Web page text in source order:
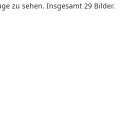
zu sehen. Insgesamt 29 Bilder.